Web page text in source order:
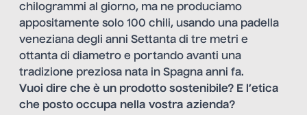
chilogrammi al giorno, ma ne produciamo
appositamente solo 100 chili, usando una padella
veneziana degli anni Settanta di tre metri e
ottanta di diametro e portando avanti una
tradizione preziosa nata in Spagna anni fa.
Vuoi dire che è un prodotto sostenibile? E l’etica
che posto occupa nella vostra azienda?